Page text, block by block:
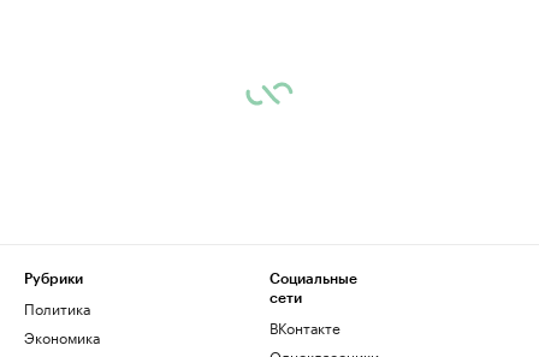
Рубрики
Политика
Экономика
Социальные
сети
ВКонтакте